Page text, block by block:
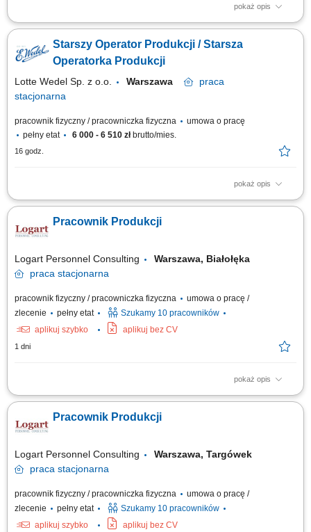
pokaż opis
Sprawdź mieszankę zadań, które czekają na Ciebie w nowej pracy.
ich bieżące konfekcjonowanie. Pakowanie asortymentu w opakowania
zbiorcze i precyzyjne układanie kartonów na paletach. Obsługa ręcznych
Starszy Operator Produkcji / Starsza
Operatorka Produkcji
Lotte Wedel Sp. z o.o. Warszawa
praca
stacjonarna
pracownik fizyczny / pracowniczka fizyczna
umowa o pracę
pełny etat
6 000 - 6 510 złbrutto/mies.
16 godz.
pokaż opis
Sprawdź mieszankę zadań, które czekają na Ciebie w nowej pracy.
wyznaczonym odcinku zgodnie z normami technologicznymi.
Monitorowanie parametrów roboczych maszyn oraz przeprowadzanie
Pracownik Produkcji
Logart Personnel Consulting
Warszawa, Białołęka
praca stacjonarna
pracownik fizyczny / pracowniczka fizyczna
umowa o pracę /
zlecenie
pełny etat
Szukamy 10 pracowników
aplikuj szybko
aplikuj bez CV
1 dni
pokaż opis
Opis stanowiska: Wykonywanie prac związanych z bieżącą produkcją;
wytwarzanych produktów; Montaż produktów; Dbanie o porządek i
bezpieczeństwo na stanowisku pracy; Współpraca z pozostałymi działami
Pracownik Produkcji
Logart Personnel Consulting
Warszawa, Targówek
praca stacjonarna
pracownik fizyczny / pracowniczka fizyczna
umowa o pracę /
zlecenie
pełny etat
Szukamy 10 pracowników
aplikuj szybko
aplikuj bez CV